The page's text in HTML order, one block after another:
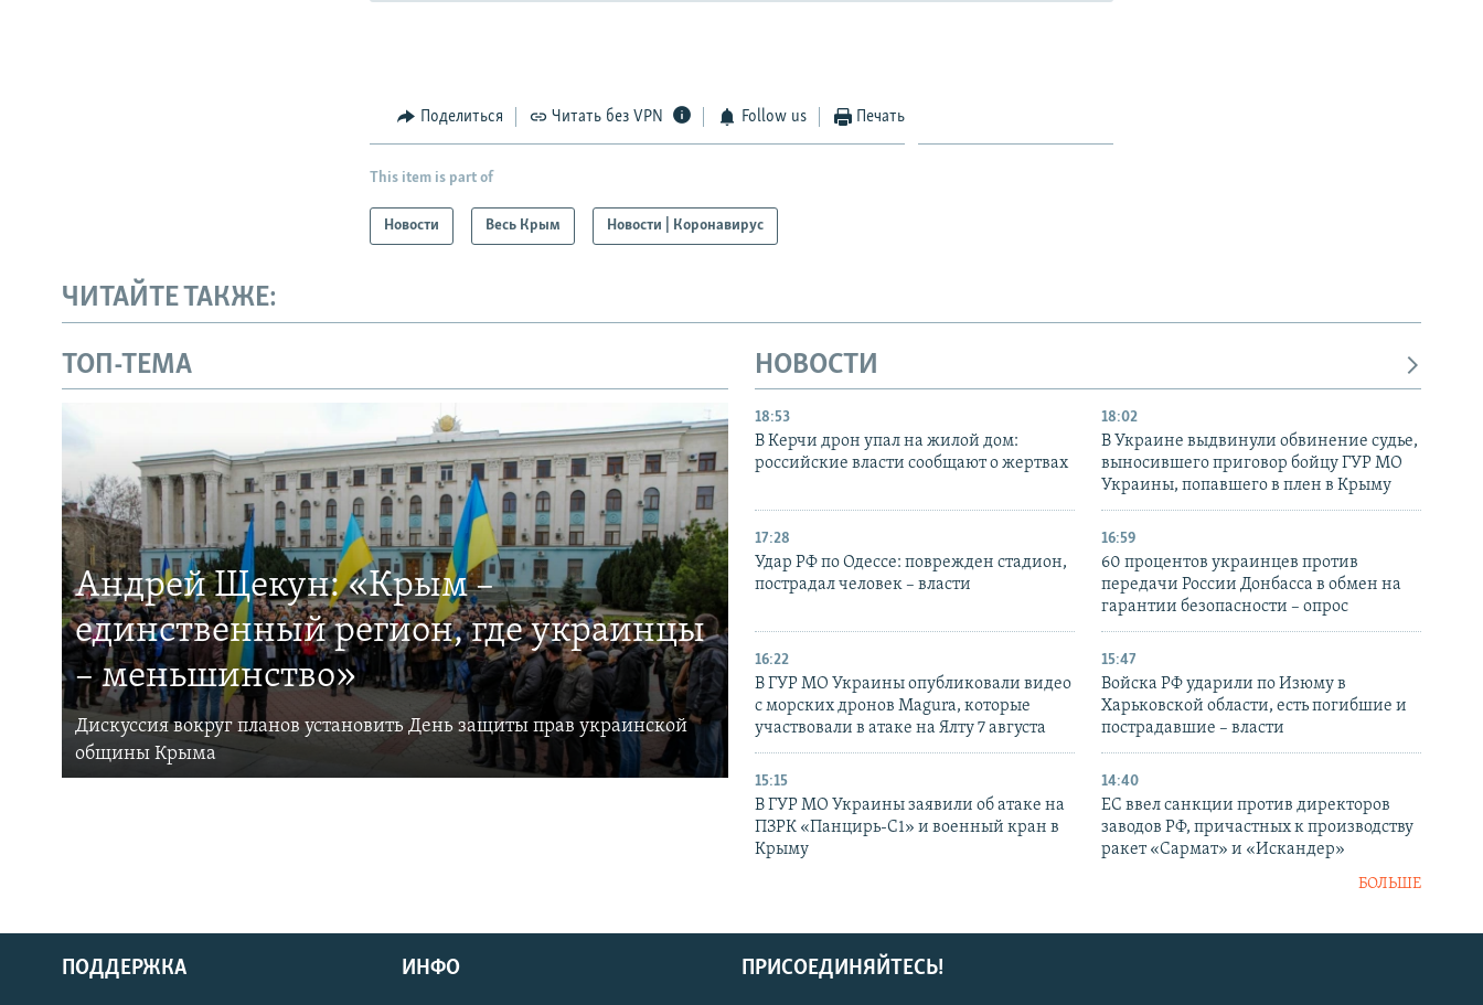
Поделиться Читать без VPN Follow us Печать
This item is part of
Новости Весь Крым Новости | Коронавирус
ЧИТАЙТЕ ТАКЖЕ:
ТОП-ТЕМА
Андрей Щекун: «Крым –
единственный регион, где украинцы
– меньшинство»
Дискуссия вокруг планов установить День защиты прав украинской
общины Крыма
НОВОСТИ
18:53
В Керчи дрон упал на жилой дом:
российские власти сообщают о жертвах
18:02
В Украине выдвинули обвинение судье,
выносившего приговор бойцу ГУР МО
Украины, попавшего в плен в Крыму
17:28
Удар РФ по Одессе: поврежден стадион,
пострадал человек – власти
16:59
60 процентов украинцев против
передачи России Донбасса в обмен на
гарантии безопасности – опрос
16:22
В ГУР МО Украины опубликовали видео
с морских дронов Magura, которые
участвовали в атаке на Ялту 7 августа
15:47
Войска РФ ударили по Изюму в
Харьковской области, есть погибшие и
пострадавшие – власти
15:15
В ГУР МО Украины заявили об атаке на
ПЗРК «Панцирь-С1» и военный кран в
Крыму
14:40
ЕС ввел санкции против директоров
заводов РФ, причастных к производству
ракет «Сармат» и «Искандер»
БОЛЬШЕ
ПРИСОЕДИНЯЙТЕСЬ!
ПОДДЕРЖКА ИНФО